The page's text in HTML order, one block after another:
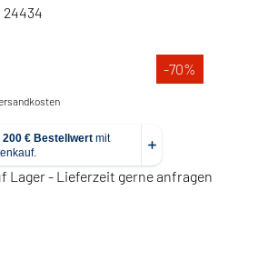
24434
-70%
Lager - Lieferzeit gerne anfragen